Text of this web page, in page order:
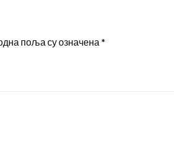
поља су означена *